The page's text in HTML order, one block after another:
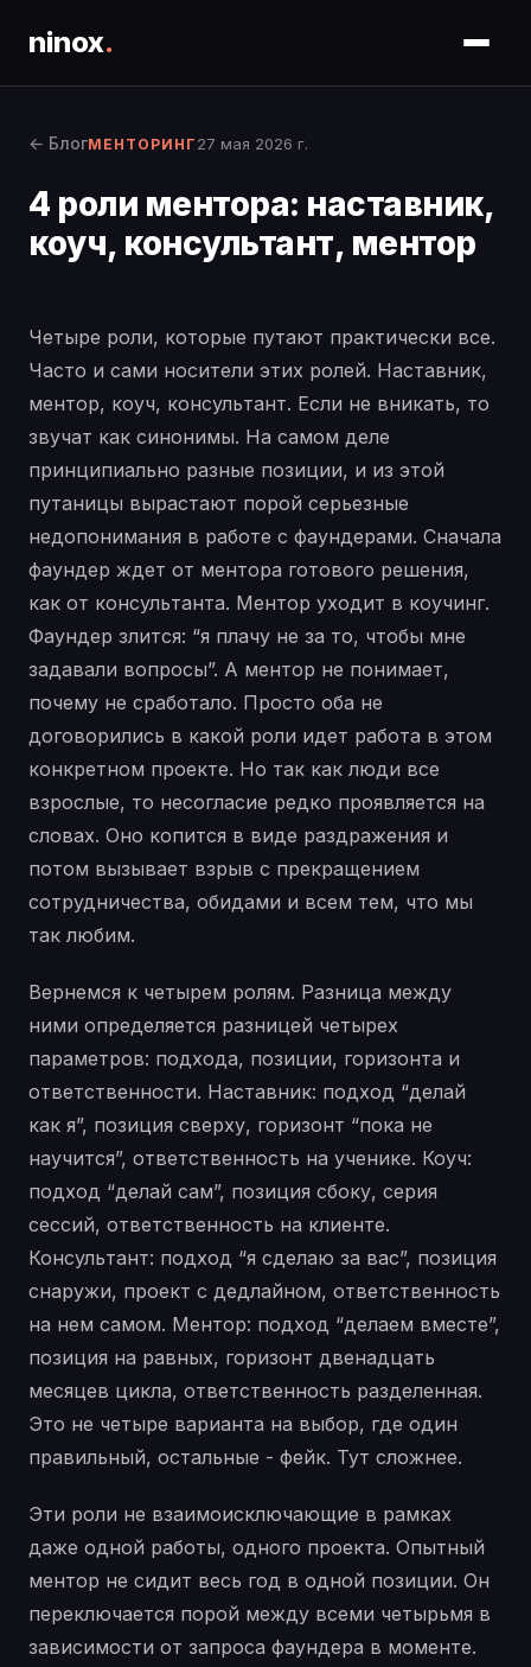
ninox.
← БлогМЕНТОРИНГ 27 мая 2026 г.
4 роли ментора: наставник,
коуч, консультант, ментор
Четыре роли, которые путают практически все.
Часто и сами носители этих ролей. Наставник,
ментор, коуч, консультант. Если не вникать, то
звучат как синонимы. На самом деле
принципиально разные позиции, и из этой
путаницы вырастают порой серьезные
недопонимания в работе с фаундерами. Сначала
фаундер ждет от ментора готового решения,
как от консультанта. Ментор уходит в коучинг.
Фаундер злится: “я плачу не за то, чтобы мне
задавали вопросы”. А ментор не понимает,
почему не сработало. Просто оба не
договорились в какой роли идет работа в этом
конкретном проекте. Но так как люди все
взрослые, то несогласие редко проявляется на
словах. Оно копится в виде раздражения и
потом вызывает взрыв с прекращением
сотрудничества, обидами и всем тем, что мы
так любим.
Вернемся к четырем ролям. Разница между
ними определяется разницей четырех
параметров: подхода, позиции, горизонта и
ответственности. Наставник: подход “делай
как я”, позиция сверху, горизонт “пока не
научится”, ответственность на ученике. Коуч:
подход “делай сам”, позиция сбоку, серия
сессий, ответственность на клиенте.
Консультант: подход “я сделаю за вас”, позиция
снаружи, проект с дедлайном, ответственность
на нем самом. Ментор: подход “делаем вместе”,
позиция на равных, горизонт двенадцать
месяцев цикла, ответственность разделенная.
Это не четыре варианта на выбор, где один
правильный, остальные - фейк. Тут сложнее.
Эти роли не взаимоисключающие в рамках
даже одной работы, одного проекта. Опытный
ментор не сидит весь год в одной позиции. Он
переключается порой между всеми четырьмя в
зависимости от запроса фаундера в моменте.